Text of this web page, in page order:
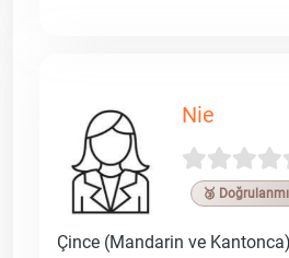
Nie
🥉
Çince (Mandarin ve